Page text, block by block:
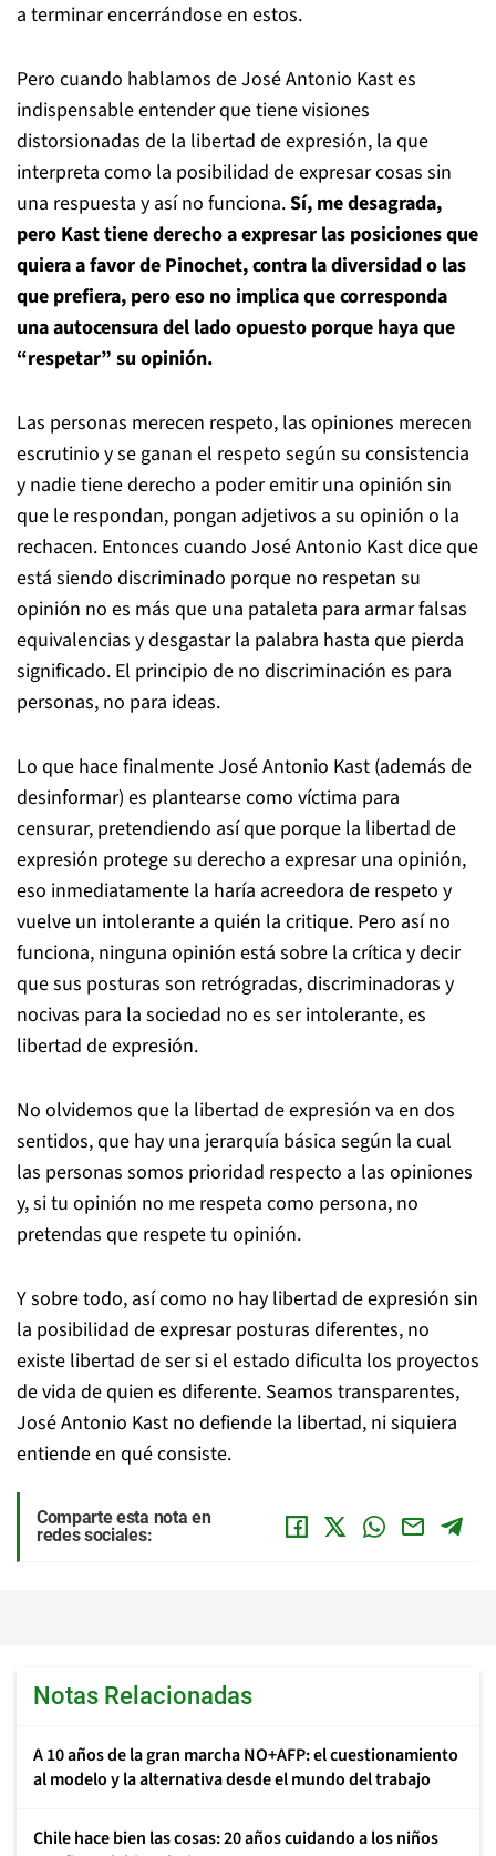
a terminar encerrándose en estos.
Pero cuando hablamos de José Antonio Kast es
indispensable entender que tiene visiones
distorsionadas de la libertad de expresión, la que
interpreta como la posibilidad de expresar cosas sin
una respuesta y así no funciona.Sí, me desagrada,
pero Kast tiene derecho a expresar las posiciones que
quiera a favor de Pinochet, contra la diversidad o las
que prefiera, pero eso no implica que corresponda
una autocensura del lado opuesto porque haya que
“respetar” su opinión.
Las personas merecen respeto, las opiniones merecen
escrutinio y se ganan el respeto según su consistencia
y nadie tiene derecho a poder emitir una opinión sin
que le respondan, pongan adjetivos a su opinión o la
rechacen. Entonces cuando José Antonio Kast dice que
está siendo discriminado porque no respetan su
opinión no es más que una pataleta para armar falsas
equivalencias y desgastar la palabra hasta que pierda
significado. El principio de no discriminación es para
personas, no para ideas.
Lo que hace finalmente José Antonio Kast (además de
desinformar) es plantearse como víctima para
censurar, pretendiendo así que porque la libertad de
expresión protege su derecho a expresar una opinión,
eso inmediatamente la haría acreedora de respeto y
vuelve un intolerante a quién la critique. Pero así no
funciona, ninguna opinión está sobre la crítica y decir
que sus posturas son retrógradas, discriminadoras y
nocivas para la sociedad no es ser intolerante, es
libertad de expresión.
No olvidemos que la libertad de expresión va en dos
sentidos, que hay una jerarquía básica según la cual
las personas somos prioridad respecto a las opiniones
y, si tu opinión no me respeta como persona, no
pretendas que respete tu opinión.
Y sobre todo, así como no hay libertad de expresión sin
la posibilidad de expresar posturas diferentes, no
existe libertad de ser si el estado dificulta los proyectos
de vida de quien es diferente. Seamos transparentes,
José Antonio Kast no defiende la libertad, ni siquiera
entiende en qué consiste.
Comparte esta nota en
redes sociales:
Notas Relacionadas
A 10 años de la gran marcha NO+AFP: el cuestionamiento
al modelo y la alternativa desde el mundo del trabajo
Chile hace bien las cosas: 20 años cuidando a los niños